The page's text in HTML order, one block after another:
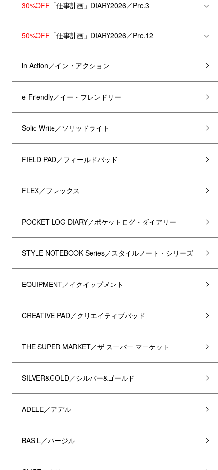
30%OFF 「仕事計画」DIARY2026／Pre.3
50%OFF 「仕事計画」DIARY2026／Pre.12
in Action／イン・アクション
e-Friendly／イー・フレンドリー
Solid Write／ソリッドライト
FIELD PAD／フィールドパッド
FLEX／フレックス
POCKET LOG DIARY／ポケットログ・ダイアリー
STYLE NOTEBOOK Series／スタイルノート・シリーズ
EQUIPMENT／イクイップメント
CREATIVE PAD／クリエイティブパッド
THE SUPER MARKET／ザ スーパー マーケット
SILVER&GOLD／シルバー&ゴールド
ADELE／アデル
BASIL／バージル